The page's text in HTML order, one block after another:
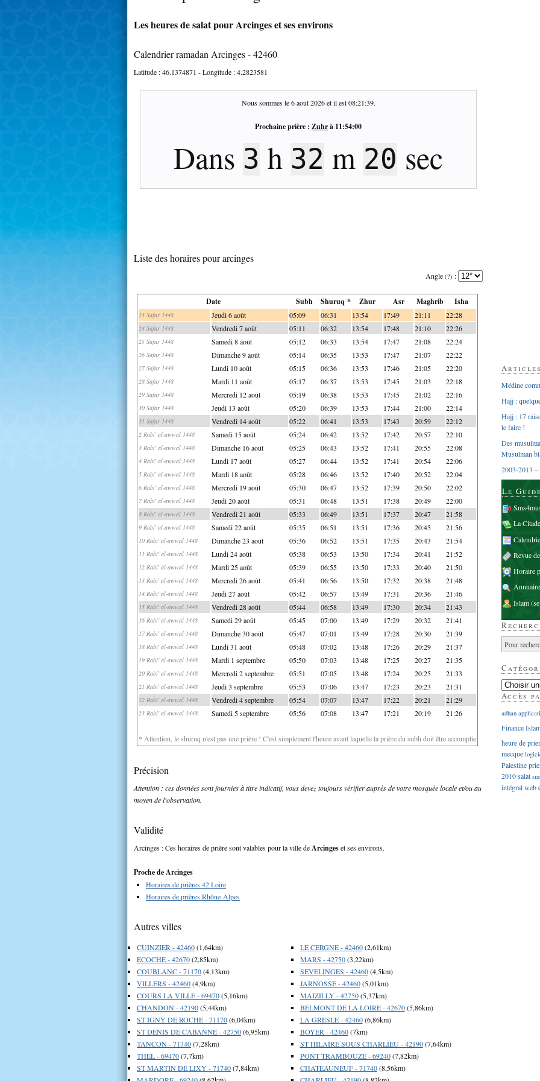
Les heures de salat pour Arcinges et ses environs
Calendrier ramadan Arcinges - 42460
Latitude :46.1374871 - Longitude :4.2823581
Nous sommes le6 août 2026et il est08:21:40.
Prochaine prière : Zuhrà 11:54:00
Dans 3 h 32 m 19 sec
Liste des horaires pour arcinges
Angle (?) :
Date Subh Shuruq * Zhur Asr Maghrib Isha
23 Safar 1448 Jeudi 6 août 05:09 06:31 13:54 17:49 21:11 22:28
24 Safar 1448 Vendredi 7 août 05:11 06:32 13:54 17:48 21:10 22:26
25 Safar 1448 Samedi 8 août 05:12 06:33 13:54 17:47 21:08 22:24
26 Safar 1448 Dimanche 9 août 05:14 06:35 13:53 17:47 21:07 22:22
27 Safar 1448 Lundi 10 août 05:15 06:36 13:53 17:46 21:05 22:20
28 Safar 1448 Mardi 11 août 05:17 06:37 13:53 17:45 21:03 22:18
29 Safar 1448 Mercredi 12 août 05:19 06:38 13:53 17:45 21:02 22:16
30 Safar 1448 Jeudi 13 août 05:20 06:39 13:53 17:44 21:00 22:14
31 Safar 1448 Vendredi 14 août 05:22 06:41 13:53 17:43 20:59 22:12
2 Rabi' al-awwal 1448 Samedi 15 août 05:24 06:42 13:52 17:42 20:57 22:10
3 Rabi' al-awwal 1448 Dimanche 16 août 05:25 06:43 13:52 17:41 20:55 22:08
4 Rabi' al-awwal 1448 Lundi 17 août 05:27 06:44 13:52 17:41 20:54 22:06
5 Rabi' al-awwal 1448 Mardi 18 août 05:28 06:46 13:52 17:40 20:52 22:04
6 Rabi' al-awwal 1448 Mercredi 19 août 05:30 06:47 13:52 17:39 20:50 22:02
7 Rabi' al-awwal 1448 Jeudi 20 août 05:31 06:48 13:51 17:38 20:49 22:00
8 Rabi' al-awwal 1448 Vendredi 21 août 05:33 06:49 13:51 17:37 20:47 21:58
9 Rabi' al-awwal 1448 Samedi 22 août 05:35 06:51 13:51 17:36 20:45 21:56
10 Rabi' al-awwal 1448 Dimanche 23 août 05:36 06:52 13:51 17:35 20:43 21:54
11 Rabi' al-awwal 1448 Lundi 24 août 05:38 06:53 13:50 17:34 20:41 21:52
12 Rabi' al-awwal 1448 Mardi 25 août 05:39 06:55 13:50 17:33 20:40 21:50
13 Rabi' al-awwal 1448 Mercredi 26 août 05:41 06:56 13:50 17:32 20:38 21:48
14 Rabi' al-awwal 1448 Jeudi 27 août 05:42 06:57 13:49 17:31 20:36 21:46
15 Rabi' al-awwal 1448 Vendredi 28 août 05:44 06:58 13:49 17:30 20:34 21:43
16 Rabi' al-awwal 1448 Samedi 29 août 05:45 07:00 13:49 17:29 20:32 21:41
17 Rabi' al-awwal 1448 Dimanche 30 août 05:47 07:01 13:49 17:28 20:30 21:39
18 Rabi' al-awwal 1448 Lundi 31 août 05:48 07:02 13:48 17:26 20:29 21:37
19 Rabi' al-awwal 1448 Mardi 1 septembre 05:50 07:03 13:48 17:25 20:27 21:35
20 Rabi' al-awwal 1448 Mercredi 2 septembre 05:51 07:05 13:48 17:24 20:25 21:33
21 Rabi' al-awwal 1448 Jeudi 3 septembre 05:53 07:06 13:47 17:23 20:23 21:31
22 Rabi' al-awwal 1448 Vendredi 4 septembre 05:54 07:07 13:47 17:22 20:21 21:29
23 Rabi' al-awwal 1448 Samedi 5 septembre 05:56 07:08 13:47 17:21 20:19 21:26
* Attention, le shuruq n'est pas une prière ! C'est simplement l'heure avant laquelle la prière du subh doit être accomplie
Précision
Attention : ces données sont fournies à titre indicatif, vous devez toujours vérifier auprès de votre mosquée locale et/ou au
moyen de l'observation.
Validité
Arcinges : Ces horaires de prière sont valables pour la ville deArcingeset ses environs.
Proche de Arcinges
Horaires de prières 42 Loire
Horaires de prières Rhône-Alpes
Autres villes
CUINZIER - 42460(1,64km)
ECOCHE - 42670(2,85km)
COUBLANC - 71170(4,13km)
VILLERS - 42460(4,9km)
COURS LA VILLE - 69470(5,16km)
CHANDON - 42190(5,44km)
ST IGNY DE ROCHE - 71170(6,04km)
ST DENIS DE CABANNE - 42750(6,95km)
TANCON - 71740(7,28km)
THEL - 69470(7,7km)
ST MARTIN DE LIXY - 71740(7,84km)
LE CERGNE - 42460(2,61km)
MARS - 42750(3,22km)
SEVELINGES - 42460(4,5km)
JARNOSSE - 42460(5,01km)
MAIZILLY - 42750(5,37km)
BELMONT DE LA LOIRE - 42670(5,86km)
LA GRESLE - 42460(6,86km)
BOYER - 42460(7km)
ST HILAIRE SOUS CHARLIEU - 42190(7,64km)
PONT TRAMBOUZE - 69240(7,82km)
CHATEAUNEUF - 71740(8,56km)
Médine
Hajj :
Hajj : 17
le faire !
Des
Musulman
2003-2013 –
Le
La
Revue
Horaire
Islam
Accès
adhan
Finance
heure de
mecque
Palestine
2010salat
intégralweb